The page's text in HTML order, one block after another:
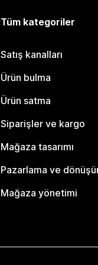
Tüm kategoriler
Satış kanalları
Ürün bulma
Ürün satma
Siparişler ve kargo
Mağaza tasarımı
Pazarlama ve
Mağaza yönetimi